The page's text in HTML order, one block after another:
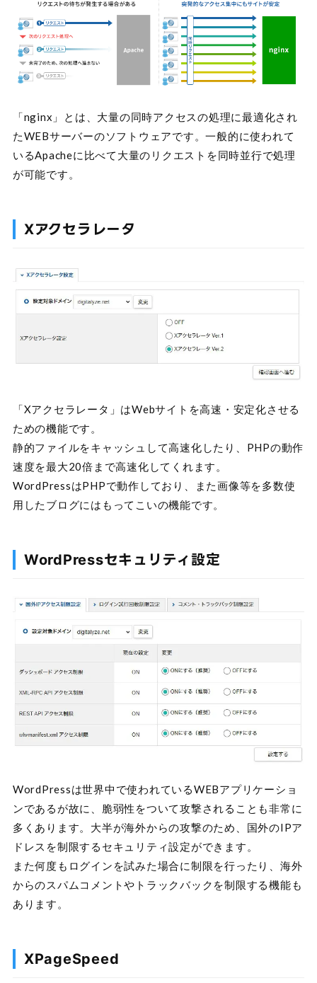
「nginx」とは、大量の同時アクセスの処理に最適化され
たWEBサーバーのソフトウェアです。一般的に使われて
いるApacheに比べて大量のリクエストを同時並行で処理
が可能です。
Xアクセラレータ
「Xアクセラレータ」はWebサイトを高速・安定化させる
ための機能です。
静的ファイルをキャッシュして高速化したり、PHPの動作
速度を最大20倍まで高速化してくれます。
WordPressはPHPで動作しており、また画像等を多数使
用したブログにはもってこいの機能です。
WordPressセキュリティ設定
WordPressは世界中で使われているWEBアプリケーショ
ンであるが故に、脆弱性をついて攻撃されることも非常に
多くあります。大半が海外からの攻撃のため、国外のIPア
ドレスを制限するセキュリティ設定ができます。
また何度もログインを試みた場合に制限を行ったり、海外
からのスパムコメントやトラックバックを制限する機能も
あります。
XPageSpeed